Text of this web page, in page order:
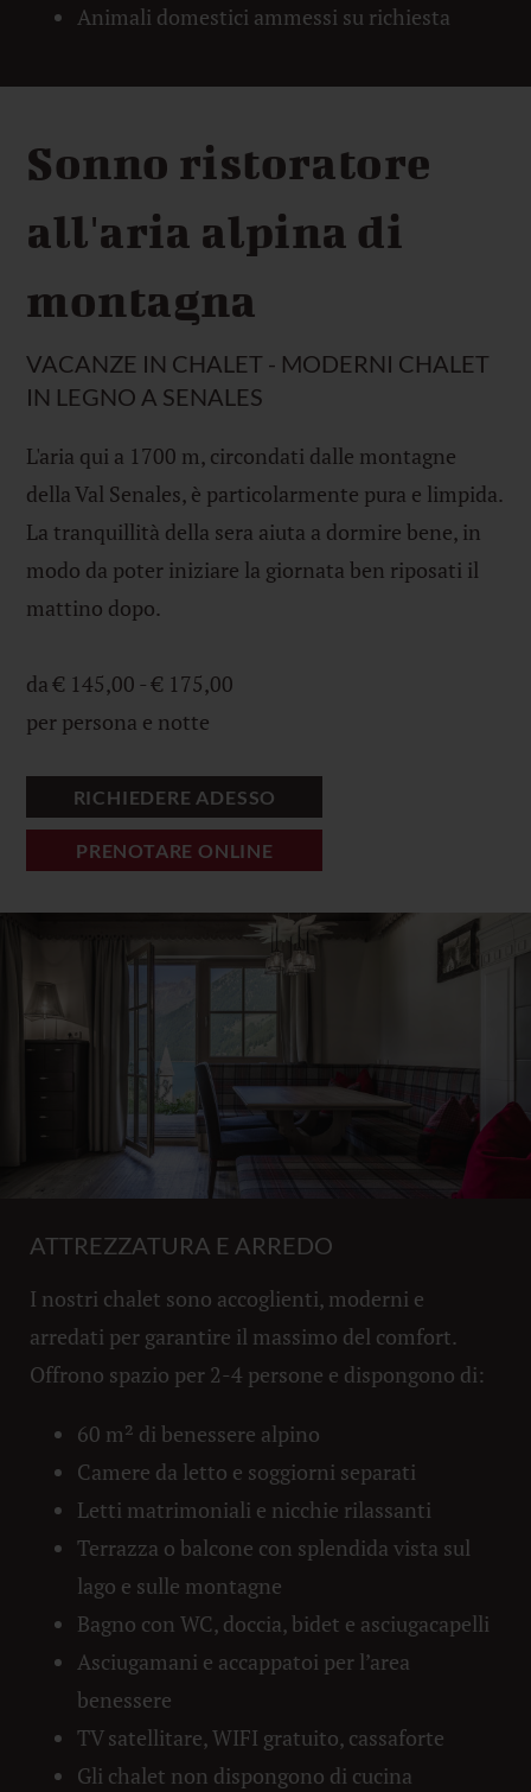
Animali domestici ammessi su richiesta
Sonno ristoratore
all'aria alpina di
montagna
VACANZE IN CHALET - MODERNI CHALET
IN LEGNO A SENALES
L'aria qui a 1700 m, circondati dalle montagne
della Val Senales, è particolarmente pura e limpida.
La tranquillità della sera aiuta a dormire bene, in
modo da poter iniziare la giornata ben riposati il
mattino dopo.
da € 145,00 - € 175,00
per persona e notte
RICHIEDERE ADESSO
PRENOTARE ONLINE
ATTREZZATURA E ARREDO
I nostri chalet sono accoglienti, moderni e
arredati per garantire il massimo del comfort.
Offrono spazio per 2-4 persone e dispongono di:
60 m² di benessere alpino
Camere da letto e soggiorni separati
Letti matrimoniali e nicchie rilassanti
Terrazza o balcone con splendida vista sul
lago e sulle montagne
Bagno con WC, doccia, bidet e asciugacapelli
Asciugamani e accappatoi per l’area
benessere
TV satellitare, WIFI gratuito, cassaforte
Gli chalet non dispongono di cucina